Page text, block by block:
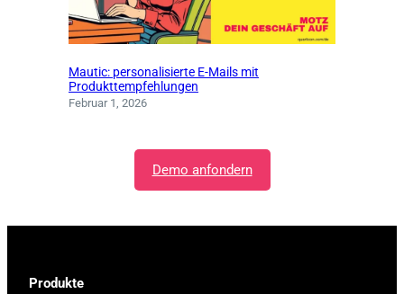
Mautic: personalisierte E-Mails mit
Produkttempfehlungen
Februar 1, 2026
Demo anfondern
Produkte